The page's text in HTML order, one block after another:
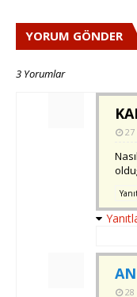
YORUM GÖNDER
3 Yorumlar
27
28